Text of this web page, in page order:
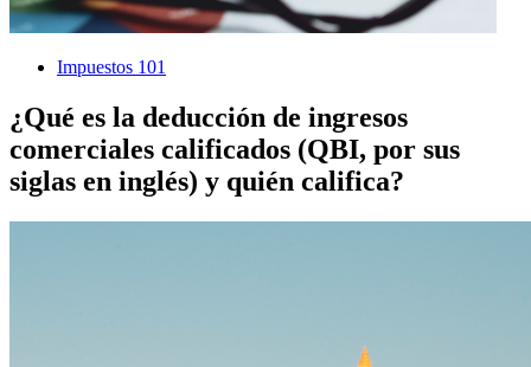
Impuestos 101
¿Qué es la deducción de ingresos
comerciales calificados (QBI, por sus
siglas en inglés) y quién califica?